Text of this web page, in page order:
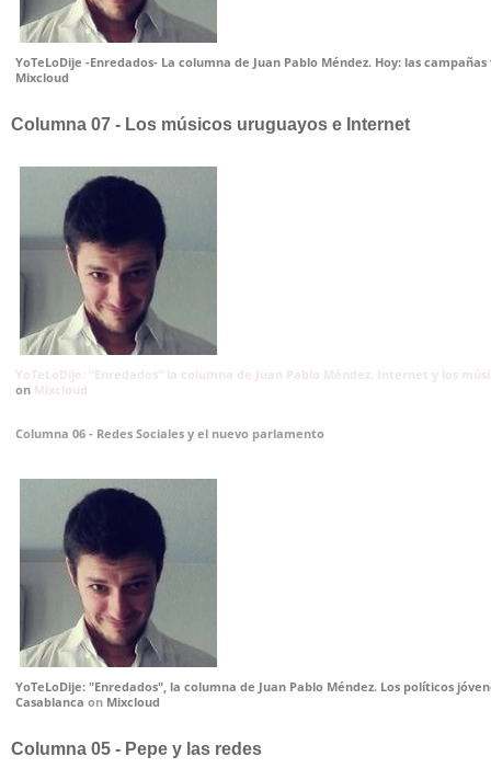
YoTeLoDije -Enredados- La columna de Juan Pablo Méndez. Hoy: las
Mixcloud
Columna 07 - Los músicos uruguayos e Internet
YoTeLoDije: "Enredados" la columna de Juan Pablo Méndez. Internet y los
on Mixcloud
Columna 06 - Redes Sociales y el nuevo parlamento
YoTeLoDije: "Enredados", la columna de Juan Pablo Méndez. Los políticos
Casablanca on Mixcloud
Columna 05 - Pepe y las redes